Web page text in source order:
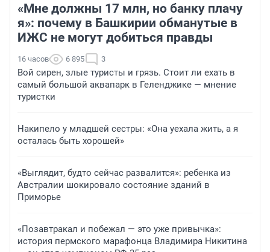
«Мне должны 17 млн, но банку плачу
я»: почему в Башкирии обманутые в
ИЖС не могут добиться правды
16 часов 6 895 3
Вой сирен, злые туристы и грязь. Стоит ли ехать в
самый большой аквапарк в Геленджике — мнение
туристки
Накипело у младшей сестры: «Она уехала жить, а я
осталась быть хорошей»
«Выглядит, будто сейчас развалится»: ребенка из
Австралии шокировало состояние зданий в
Приморье
«Позавтракал и побежал — это уже привычка»:
история пермского марафонца Владимира Никитина